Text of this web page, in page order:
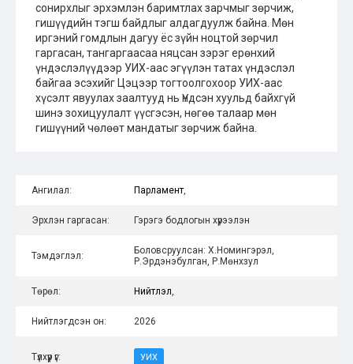
сонирхлыг эрхэмлэн баримтлах зарчмыг зөрчиж,
гишүүдийн тэгш байдлыг алдагдуулж байна. Мөн
иргэний гомдлын дагуу ёс зүйн ноцтой зөрчил
гаргасан, тангаргаасаа няцсан зэрэг ерөнхий
үндэслэлүүдээр УИХ-аас эгүүлэн татах үндэслэл
байгаа эсэхийг Цэцээр тогтоолгохоор УИХ-аас
хүсэлт явуулах заалтууд нь Үндсэн хуульд байхгүй
шинэ зохицуулалт үүсгэсэн, нөгөө талаар мөн
гишүүний чөлөөт мандатыг зөрчиж байна.
Ангилал: Парламент
Эрхлэн гаргасан: Гэрэгэ бодлогын хүрээлэн
Тэмдэглэл:
Боловсруулсан: Х.Номингэрэл,
Р.Эрдэнэбулган, Р.Мөнхзул
Төрөл: Нийтлэл
Нийтлэгдсэн он: 2026
Түлхүүр үг: УИХ